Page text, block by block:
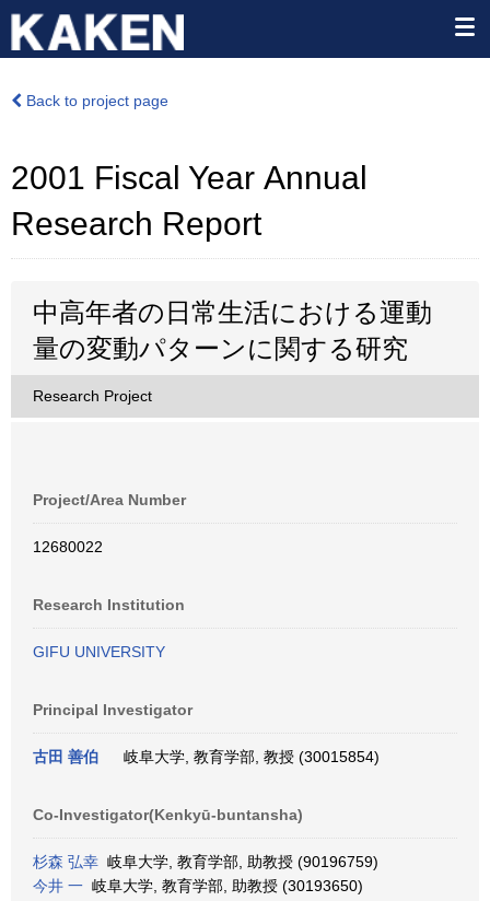
Back to project page
2001 Fiscal Year Annual
Research Report
中高年者の日常生活における運動
量の変動パターンに関する研究
Research Project
Project/Area Number
12680022
Research Institution
GIFU UNIVERSITY
Principal Investigator
古田 善伯 岐阜大学, 教育学部, 教授 (30015854)
Co-Investigator(Kenkyū-buntansha)
杉森 弘幸 岐阜大学, 教育学部, 助教授 (90196759)
今井 一 岐阜大学, 教育学部, 助教授 (30193650)